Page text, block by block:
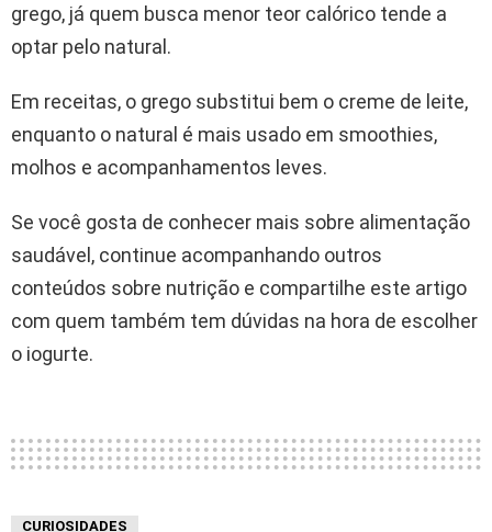
grego, já quem busca menor teor calórico tende a
optar pelo natural.
Em receitas, o grego substitui bem o creme de leite,
enquanto o natural é mais usado em smoothies,
molhos e acompanhamentos leves.
Se você gosta de conhecer mais sobre alimentação
saudável, continue acompanhando outros
conteúdos sobre nutrição e compartilhe este artigo
com quem também tem dúvidas na hora de escolher
o iogurte.
CURIOSIDADES